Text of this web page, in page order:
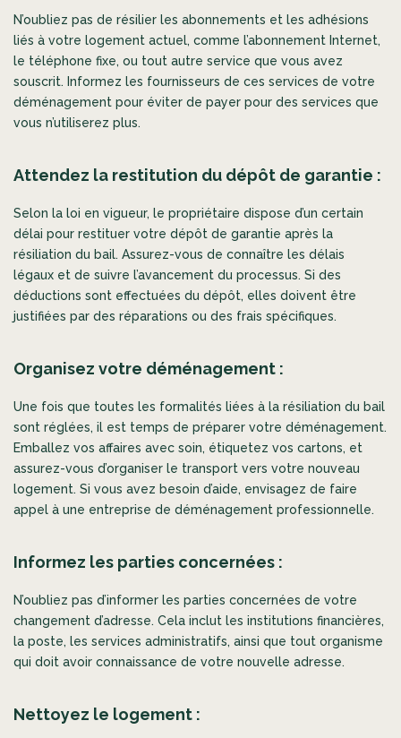
N’oubliez pas de résilier les abonnements et les adhésions
liés à votre logement actuel, comme l’abonnement Internet,
le téléphone fixe, ou tout autre service que vous avez
souscrit. Informez les fournisseurs de ces services de votre
déménagement pour éviter de payer pour des services que
vous n’utiliserez plus.
Attendez la restitution du dépôt de garantie :
Selon la loi en vigueur, le propriétaire dispose d’un certain
délai pour restituer votre dépôt de garantie après la
résiliation du bail. Assurez-vous de connaître les délais
légaux et de suivre l’avancement du processus. Si des
déductions sont effectuées du dépôt, elles doivent être
justifiées par des réparations ou des frais spécifiques.
Organisez votre déménagement :
Une fois que toutes les formalités liées à la résiliation du bail
sont réglées, il est temps de préparer votre déménagement.
Emballez vos affaires avec soin, étiquetez vos cartons, et
assurez-vous d’organiser le transport vers votre nouveau
logement. Si vous avez besoin d’aide, envisagez de faire
appel à une entreprise de déménagement professionnelle.
Informez les parties concernées :
N’oubliez pas d’informer les parties concernées de votre
changement d’adresse. Cela inclut les institutions financières,
la poste, les services administratifs, ainsi que tout organisme
qui doit avoir connaissance de votre nouvelle adresse.
Nettoyez le logement :